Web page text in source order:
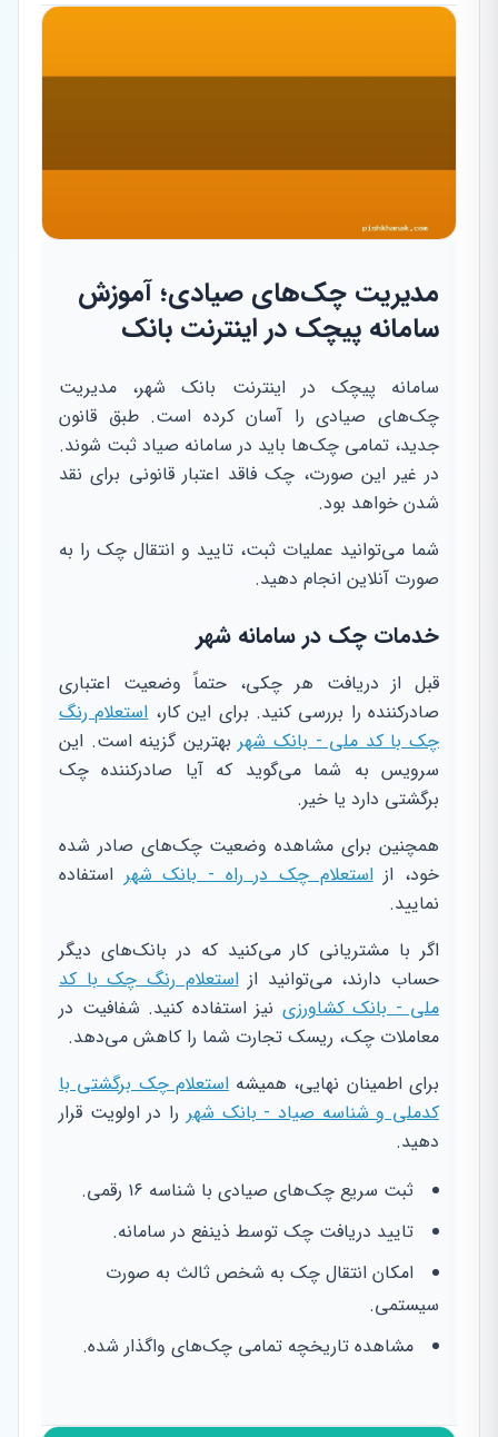
مدیریت چک‌های صیادی؛ آموزش
سامانه پیچک در اینترنت بانک
سامانه پیچک در اینترنت بانک شهر، مدیریت
چک‌های صیادی را آسان کرده است. طبق قانون
جدید، تمامی چک‌ها باید در سامانه صیاد ثبت شوند.
در غیر این صورت، چک فاقد اعتبار قانونی برای نقد
شدن خواهد بود.
شما می‌توانید عملیات ثبت، تایید و انتقال چک را به
صورت آنلاین انجام دهید.
خدمات چک در سامانه شهر
قبل از دریافت هر چکی، حتماً وضعیت اعتباری
صادرکننده را بررسی کنید. برای این کار،استعلام رنگ
چک با کد ملی - بانک شهر بهترین گزینه است. این
سرویس به شما می‌گوید که آیا صادرکننده چک
برگشتی دارد یا خیر.
همچنین برای مشاهده وضعیت چک‌های صادر شده
خود، ازاستعلام چک در راه - بانک شهر استفاده
نمایید.
اگر با مشتریانی کار می‌کنید که در بانک‌های دیگر
حساب دارند، می‌توانید ازاستعلام رنگ چک با کد
ملی - بانک کشاورزی نیز استفاده کنید. شفافیت در
معاملات چک، ریسک تجارت شما را کاهش می‌دهد.
برای اطمینان نهایی، همیشهاستعلام چک برگشتی با
کدملی و شناسه صیاد - بانک شهر را در اولویت قرار
دهید.
ثبت سریع چک‌های صیادی با شناسه ۱۶ رقمی.
تایید دریافت چک توسط ذینفع در سامانه.
امکان انتقال چک به شخص ثالث به صورت
سیستمی.
مشاهده تاریخچه تمامی چک‌های واگذار شده.